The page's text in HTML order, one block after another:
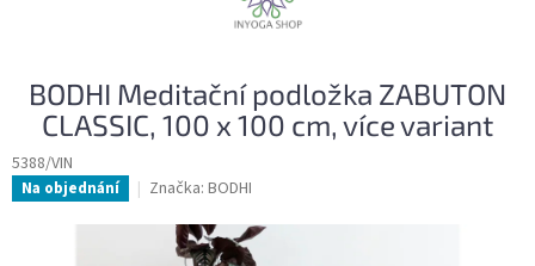
BODHI Meditační podložka ZABUTON
CLASSIC, 100 x 100 cm, více variant
5388/VIN
Na objednání Značka: BODHI